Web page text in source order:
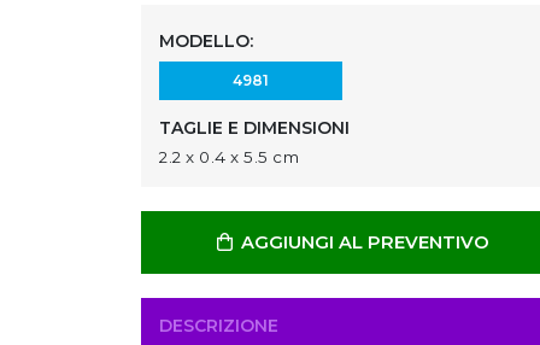
MODELLO:
4981
TAGLIE E DIMENSIONI
2.2 x 0.4 x 5.5 cm
AGGIUNGI AL PREVENTIVO
DESCRIZIONE